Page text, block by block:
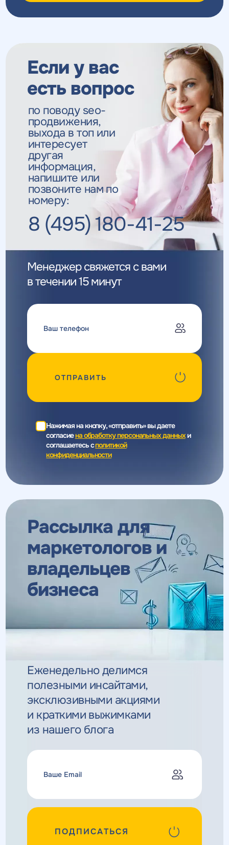
Если у вас
есть вопрос
по поводу seo-
продвижения,
выхода в топ или
интересует
другая
информация,
напишите или
позвоните нам по
номеру:
8 (495) 180-41-25
Менеджер свяжется с вами
в течении 15 минут
ОТПРАВИТЬ
Нажимая на кнопку, «отправить» вы даете
согласиена обработку персональных данныхи
соглашаетесь cполитикой
конфиденциальности
Рассылка для
маркетологови
владельцев
бизнеса
Еженедельно делимся
полезными инсайтами,
эксклюзивными акциями
и краткими выжимками
из нашего блога
ПОДПИСАТЬСЯ